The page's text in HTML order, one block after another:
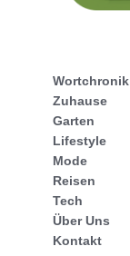
Wortchronik
Zuhause
Garten
Lifestyle
Mode
Reisen
Tech
Über Uns
Kontakt